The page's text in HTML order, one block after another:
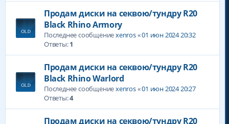
Продам диски на секвою/тундру R20
Black Rhino Armory
Последнее сообщениеxenros«01 июн 2024 20:32
Ответы:1
Продам диски на секвою/тундру R20
Black Rhino Warlord
Последнее сообщениеxenros«01 июн 2024 20:27
Ответы:4
Продам диски на секвою/тундру R20